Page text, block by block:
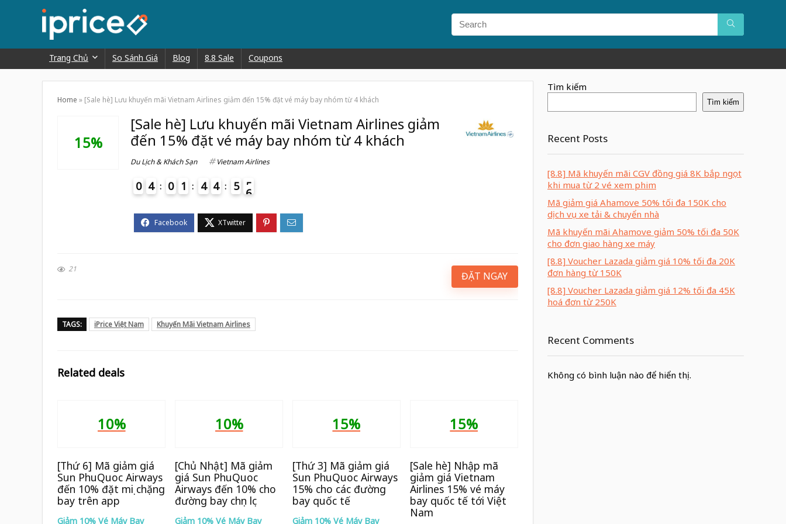
Trang Chủ So Sánh Giá Blog 8.8 Sale Coupons
Home » [Sale hè] Lưu khuyến mãi Vietnam Airlines giảm đến 15% đặt vé máy bay nhóm từ 4 khách
15%
[Sale hè] Lưu khuyến mãi Vietnam Airlines giảm
đến 15% đặt vé máy bay nhóm từ 4 khách
Du Lịch & Khách Sạn Vietnam Airlines
0 4 0 1 4 4 5 5
21
ĐẶT NGAY
TAGS: iPrice Việt Nam Khuyến Mãi Vietnam Airlines
Related deals
10%
[Thứ 6] Mã giảm giá
Sun PhuQuoc Airways
đến 10% đặt mọi chặng
bay trên app
Giảm 10% Vé Máy Bay
10%
[Chủ Nhật] Mã giảm
giá Sun PhuQuoc
Airways đến 10% cho
đường bay chọn lọc
Giảm 10% Vé Máy Bay
15%
[Thứ 3] Mã giảm giá
Sun PhuQuoc Airways
15% cho các đường
bay quốc tế
Giảm 10% Vé Máy Bay
15%
[Sale hè] Nhập mã
giảm giá Vietnam
Airlines 15% vé máy
bay quốc tế tới Việt
Nam
Tìm kiếm
Tìm kiếm
Recent Posts
[8.8] Mã khuyến mãi CGV đồng giá 8K bắp ngọt
khi mua từ 2 vé xem phim
Mã giảm giá Ahamove 50% tối đa 150K cho
dịch vụ xe tải & chuyển nhà
Mã khuyến mãi Ahamove giảm 50% tối đa 50K
cho đơn giao hàng xe máy
[8.8] Voucher Lazada giảm giá 10% tối đa 20K
đơn hàng từ 150K
[8.8] Voucher Lazada giảm giá 12% tối đa 45K
hoá đơn từ 250K
Recent Comments
Không có bình luận nào để hiển thị.